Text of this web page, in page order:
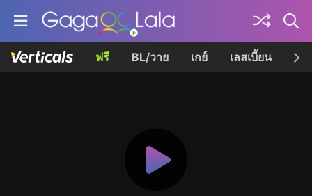
ฟรี BL/วาย เกย์ เลสเบี้ยน เค